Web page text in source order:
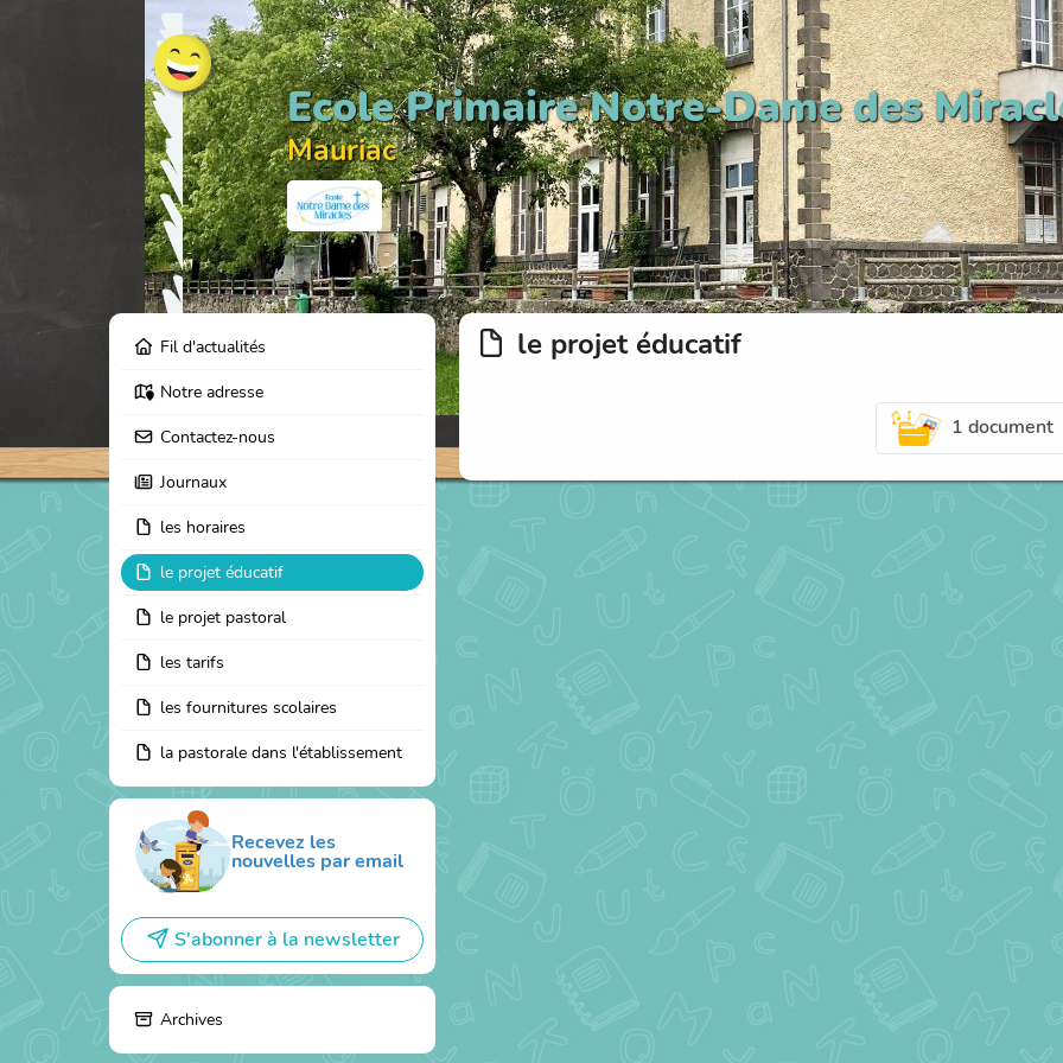
Ecole Primaire Notre-Dame des
Mauriac
Fil d'actualités
Notre adresse
Contactez-nous
Journaux
les horaires
le projet éducatif
le projet pastoral
les tarifs
les fournitures scolaires
la pastorale dans l'établissement
Recevez les
nouvelles par email
S'abonner à la newsletter
Archives
le projet éducatif
1 document